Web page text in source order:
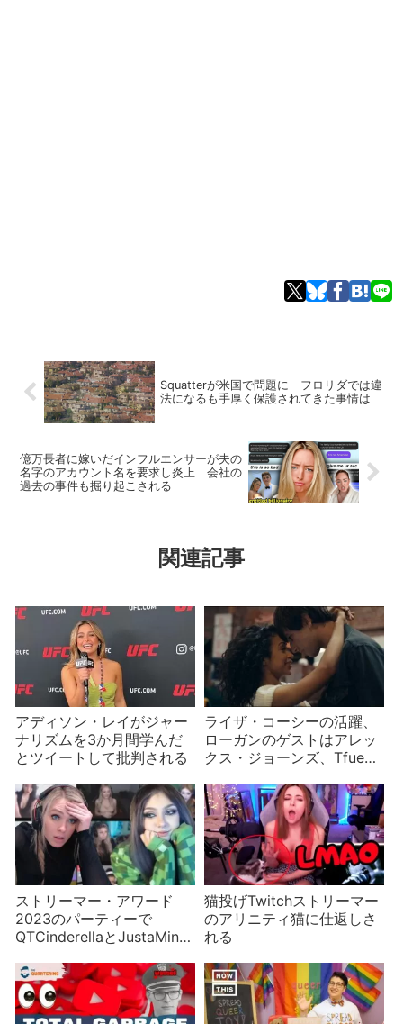
Squatterが米国で問題に フロリダでは違
法になるも手厚く保護されてきた事情は
億万長者に嫁いだインフルエンサーが夫の
名字のアカウント名を要求し炎上 会社の
過去の事件も掘り起こされる
関連記事
アディソン・レイがジャー
ナリズムを3か月間学んだ
とツイートして批判される
ライザ・コーシーの活躍、
ローガンのゲストはアレッ
クス・ジョーンズ、Tfueの
ス
ストリーマー・アワード
2023のパーティーで
QTCinderellaとJustaMinx
猫投げTwitchストリーマー
のアリニティ猫に仕返しさ
れる